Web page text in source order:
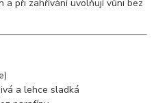
a při zahřívání uvolňují vůni bez
a lehce sladká